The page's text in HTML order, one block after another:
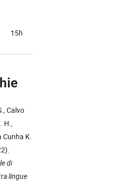
15h
Calvo
H.,
Cunha K.
di
lingue